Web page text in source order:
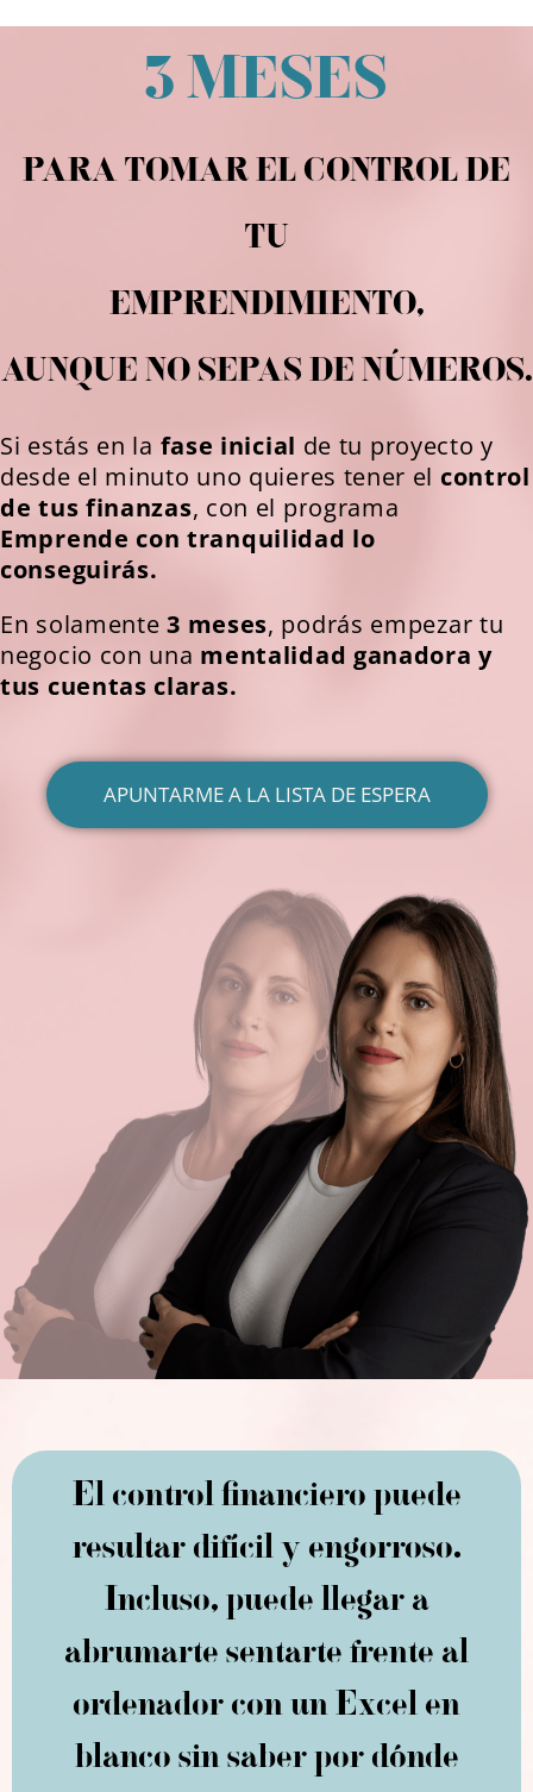
3 MESES
PARA TOMAR EL CONTROL DE
TU
EMPRENDIMIENTO,
AUNQUE NO SEPAS DE NÚMEROS.
Si estás en la fase inicial de tu proyecto y
desde el minuto uno quieres tener el control
de tus finanzas, con el programa
Emprende con tranquilidad lo
conseguirás.
En solamente 3 meses, podrás empezar tu
negocio con una mentalidad ganadora y
tus cuentas claras.
APUNTARME A LA LISTA DE ESPERA
El control financiero puede
resultar difícil y engorroso.
Incluso, puede llegar a
abrumarte sentarte frente al
ordenador con un Excel en
blanco sin saber por dónde